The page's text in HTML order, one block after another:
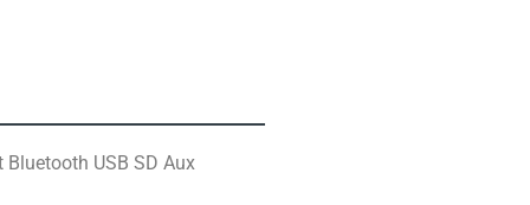
USB SD Aux